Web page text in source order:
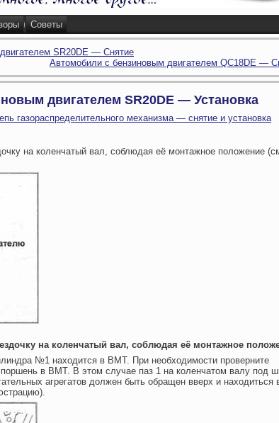
Советы
SR20DE — Снятие
Автомобили с бензиновым двигателем QC18DE —
двигателем SR20DE — Установка
газораспределительного механизма — снятие и установка
на коленчатый вал, соблюдая её монтажное положение
на коленчатый вал, соблюдая её монтажное
№1 находится в ВМТ. При необходимости проверните
поршень в ВМТ. В этом случае паз 1 на коленчатом валу под
агрегатов должен быть обращен вверх и находиться